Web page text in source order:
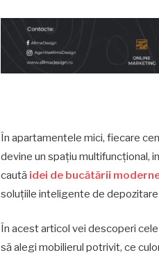
În apartamentele mici, fiecare
devine un spațiu multifuncțional,
caută idei de bucătării
soluțiile inteligente de depozitare
În acest articol vei descoperi
să alegi mobilierul potrivit, ce